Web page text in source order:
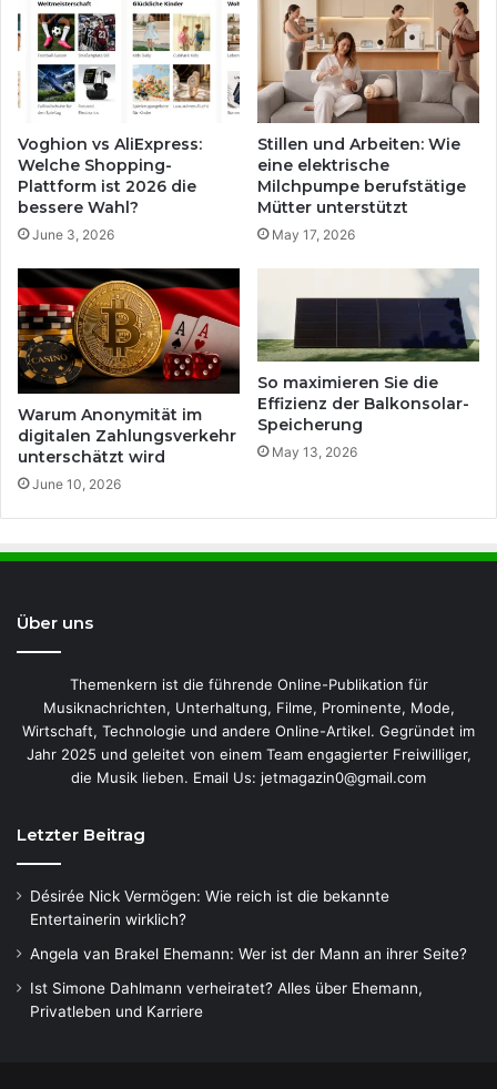
Voghion vs AliExpress:
Welche Shopping-
Plattform ist 2026 die
bessere Wahl?
June 3, 2026
Stillen und Arbeiten: Wie
eine elektrische
Milchpumpe berufstätige
Mütter unterstützt
May 17, 2026
Warum Anonymität im
digitalen Zahlungsverkehr
unterschätzt wird
June 10, 2026
So maximieren Sie die
Effizienz der Balkonsolar-
Speicherung
May 13, 2026
Über uns
Themenkern ist die führende Online-Publikation für
Musiknachrichten, Unterhaltung, Filme, Prominente, Mode,
Wirtschaft, Technologie und andere Online-Artikel. Gegründet im
Jahr 2025 und geleitet von einem Team engagierter Freiwilliger,
die Musik lieben. Email Us: jetmagazin0@gmail.com
Letzter Beitrag
Désirée Nick Vermögen: Wie reich ist die bekannte
Entertainerin wirklich?
Angela van Brakel Ehemann: Wer ist der Mann an ihrer Seite?
Ist Simone Dahlmann verheiratet? Alles über Ehemann,
Privatleben und Karriere